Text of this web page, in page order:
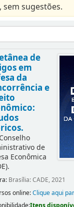
sem sugestões.
de
em
da
e
Conselho
de
Econômica
Brasília: CADE, 2021
online:Clique aqui